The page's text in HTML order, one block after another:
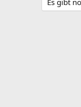
Es gibt